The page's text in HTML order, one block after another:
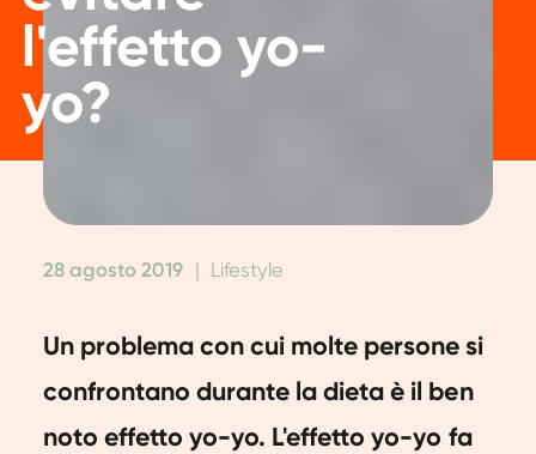
l'effetto yo-
yo?
28 agosto 2019 Lifestyle
Un problema con cui molte persone si
confrontano durante la dieta è il ben
noto effetto yo-yo. L'effetto yo-yo fa